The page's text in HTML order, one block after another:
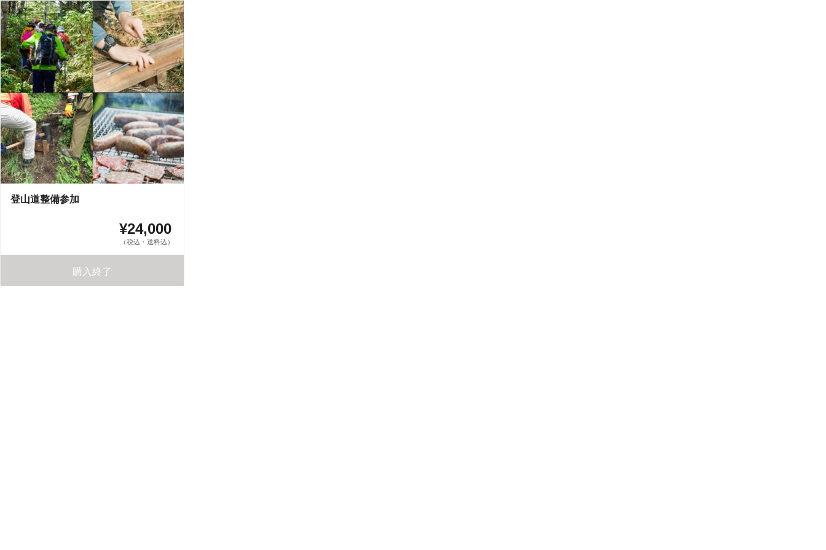
登山道整備参加
¥24,000
（税込・送料込）
購入終了